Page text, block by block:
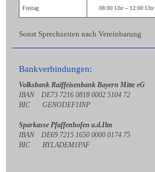
Freitag 08:00 Uhr – 12:00 Uhr
Sonst Sprechzeiten nach Vereinbarung
Bankverbindungen:
Volksbank Raiffeisenbank Bayern Mitte eG
IBAN DE73 7216 0818 0002 5104 72
BIC GENODEF1INP
Sparkasse Pfaffenhofen a.d.Ilm
IBAN DE69 7215 1650 0000 0174 75
BIC BYLADEM1PAF